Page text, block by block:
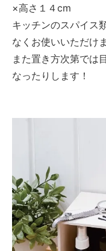
×高さ１４cm
キッチンのスパイス
なくお使いいただけま
また置き方次第では
なったりします！